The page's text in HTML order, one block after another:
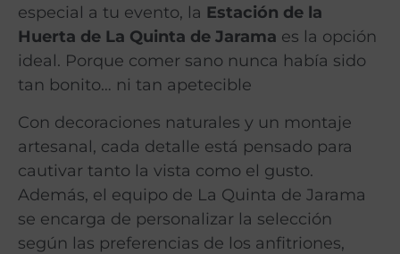
especial a tu evento, la Estación de la
Huerta de La Quinta de Jarama es la opción
ideal. Porque comer sano nunca había sido
tan bonito… ni tan apetecible
Con decoraciones naturales y un montaje
artesanal, cada detalle está pensado para
cautivar tanto la vista como el gusto.
Además, el equipo de La Quinta de Jarama
se encarga de personalizar la selección
según las preferencias de los anfitriones,